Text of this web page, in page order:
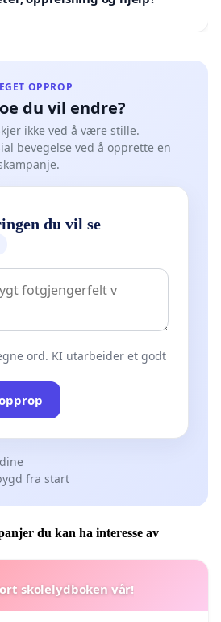
OPPROP
du vil endre?
ikke ved å være stille.
bevegelse ved å opprette en
du vil se
ord. KI utarbeider et godt
fra start
du kan ha interesse av
skolelydboken vår!